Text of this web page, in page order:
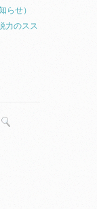
らせ）
力のスス